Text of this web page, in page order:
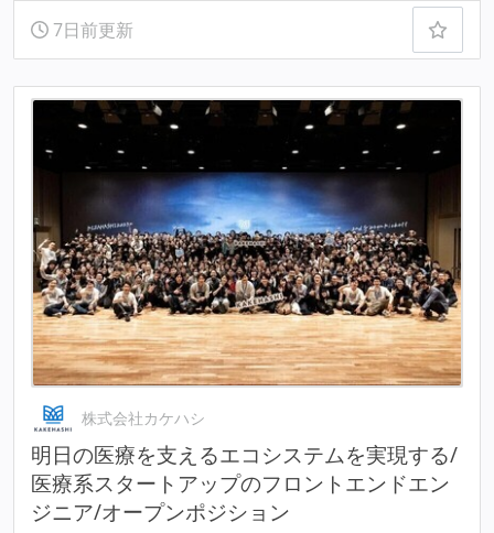
7日前更新
株式会社カケハシ
明⽇の医療を支えるエコシステムを実現する/
医療系スタートアップのフロントエンドエン
ジニア/オープンポジション